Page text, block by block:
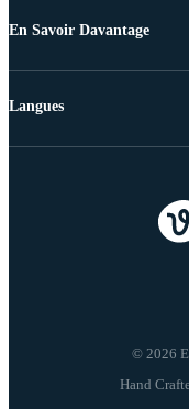
En Savoir Davantage
© 2026
Langues